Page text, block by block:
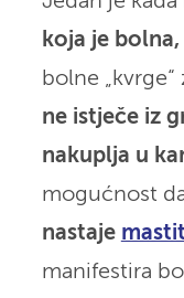
koja je
bolne
ne istječe iz
nakuplja u
mogućnost
nastaje
manifestira